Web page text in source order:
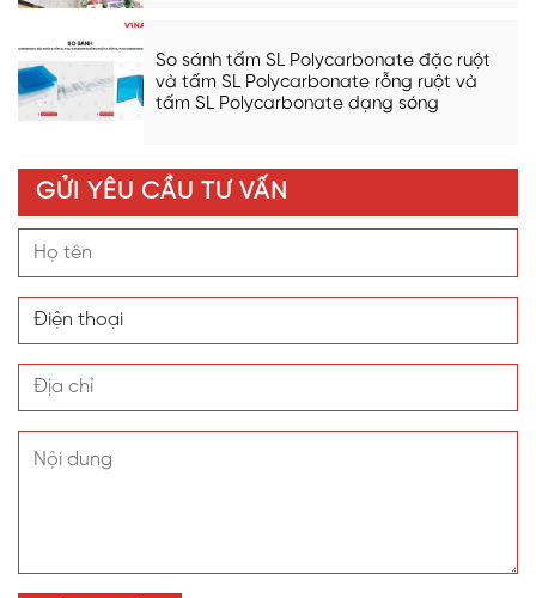
So sánh tấm SL Polycarbonate đặc ruột
và tấm SL Polycarbonate rỗng ruột và
tấm SL Polycarbonate dạng sóng
GỬI YÊU CẦU TƯ VẤN